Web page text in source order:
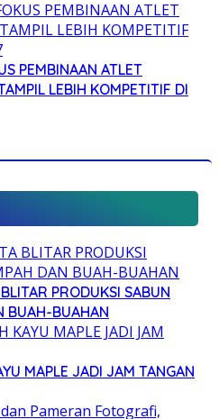
PEMBINAAN ATLET
LEBIH KOMPETITIF DI
PRODUKSI SABUN
BUAH-BUAHAN
MAPLE JADI JAM TANGAN